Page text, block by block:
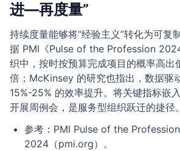
进—再度量”
持续度量能够将“经验主义”转化为可复
据 PMI《Pulse of the Profession
织中，按时按预算完成项目的概率高出
倍；McKinsey 的研究也指出，数据驱
15%-25% 的效率提升。将关键指标嵌
开展周例会，是服务型组织跃迁的捷径。
参考：PMI Pulse of the Profession
2024（pmi.org）。